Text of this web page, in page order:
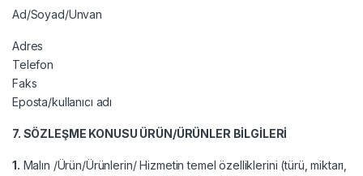
Ad/Soyad/Unvan
Adres
Telefon
Faks
Eposta/kullanıcı adı
7. SÖZLEŞME KONUSU ÜRÜN/ÜRÜNLER BİLGİLERİ
1. Malın /Ürün/Ürünlerin/ Hizmetin temel özelliklerini (türü, miktarı,